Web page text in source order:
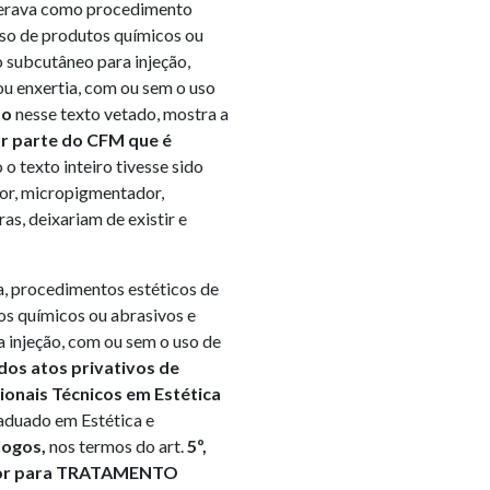
como procedimento
de produtos químicos ou
para injeção,
enxertia, com ou sem o uso
nesse texto vetado, mostra a
parte do CFM que é
o texto inteiro tivesse sido
micropigmentador,
deixariam de existir e
procedimentos estéticos de
químicos ou abrasivos e
com ou sem o uso de
atos privativos de
Técnicos em Estética
em Estética e
nos termos do art.5º,
para TRATAMENTO